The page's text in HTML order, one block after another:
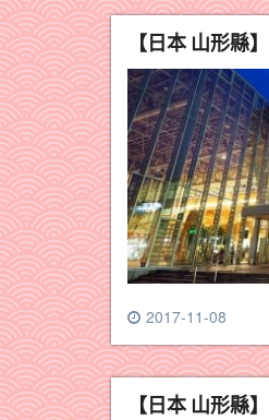
【日本 山形
2017-11-08
【日本 山形縣